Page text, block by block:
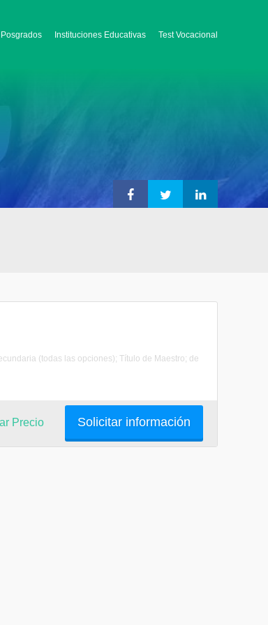
Posgrados Instituciones Educativas Test Vocacional
(todas las opciones); Título de Maestro; de
Solicitar información
Precio